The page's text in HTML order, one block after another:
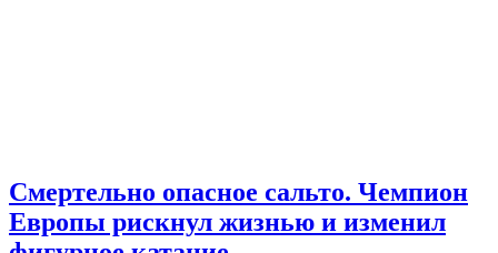
Смертельно опасное сальто. Чемпион
Европы рискнул жизнью и изменил